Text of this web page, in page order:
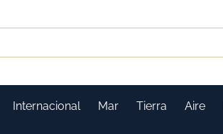
Internacional Mar Tierra Aire